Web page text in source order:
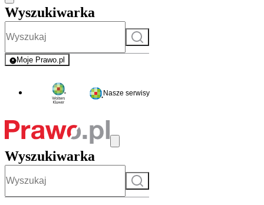
Wyszukiwarka
Szukaj
Moje Prawo.pl
- rejestracja i logowanie do serwisu
Nasze serwisy
Wyszukiwarka
Szukaj